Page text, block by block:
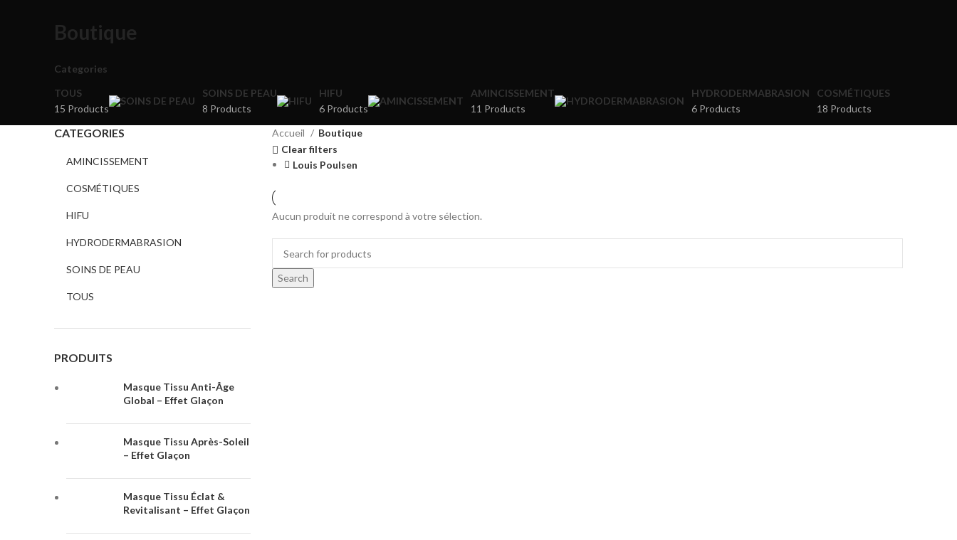
Boutique
Categories
TOUS
15 Products
SOINS DE PEAU
8 Products
HIFU
6 Products
AMINCISSEMENT
11 Products
HYDRODERMABRASION
6 Products
COSMÉTIQUES
18 Products
CATEGORIES
AMINCISSEMENT
COSMÉTIQUES
HIFU
HYDRODERMABRASION
SOINS DE PEAU
TOUS
PRODUITS
Masque Tissu Anti-Âge
Global – Effet Glaçon
Masque Tissu Après-Soleil
– Effet Glaçon
Masque Tissu Éclat &
Revitalisant – Effet Glaçon
Accueil
Boutique
Clear filters
Louis Poulsen
Aucun produit ne correspond à votre sélection.
Search